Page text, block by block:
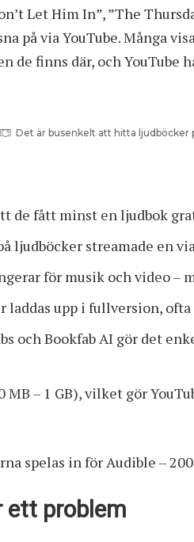
Let Him In”, ”The
på via YouTube. Många
de finns där, och YouTube
Det är busenkelt att hitta ljudböcker
de fått minst en ljudbok
ljudböcker streamade en
för musik och video –
laddas upp i fullversion,
och Bookfab AI gör det
MB – 1 GB), vilket gör
spelas in för Audible –
ett problem